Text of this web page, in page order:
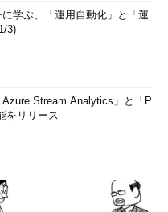
学ぶ、「運用自動化」と「運
3)
Stream Analytics」と「P
をリリース